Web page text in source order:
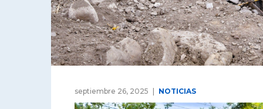
septiembre 26, 2025 NOTICIAS